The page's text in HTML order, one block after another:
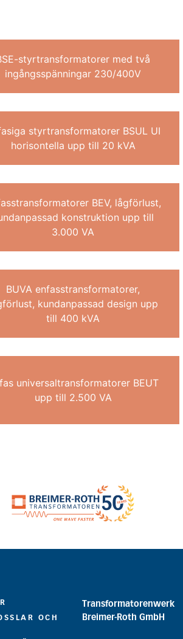
styrtransformatorer med två
ingångsspänningar 230/400V
styrtransformatorer BSUL UI
horisontella upp till 20 kVA
BEV, lågförlust,
konstruktion upp till
3.000 VA
BUVA enfasstransformatorer,
kundanpassad design upp
till 400 kVA
universaltransformatorer BEUT
upp till 2.500 VA
OCH
Transformatorenwerk
Breimer-Roth GmbH